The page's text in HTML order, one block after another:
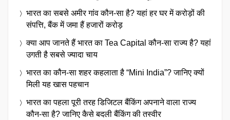
भारत का सबसे अमीर गांव कौन-सा है? यहां हर घर में करोड़ों की
संपत्ति, बैंक में जमा हैं हजारों करोड़
क्या आप जानते हैं भारत का Tea Capital कौन-सा राज्य है? यहां
उगती है सबसे ज्यादा चाय
भारत का कौन-सा शहर कहलाता है “Mini India”? जानिए क्यों
मिली यह खास पहचान
भारत का पहला पूरी तरह डिजिटल बैंकिंग अपनाने वाला राज्य
कौन-सा है? जानिए कैसे बदली बैंकिंग की तस्वीर